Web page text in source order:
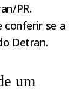
PR.
conferir se a
Detran.
um